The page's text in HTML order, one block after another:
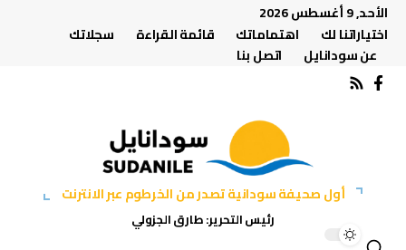
الأحد, 9 أغسطس 2026
اختياراتنا لك
اهتماماتك قائمة القراءة
سجلاتك
عن سودانايل
اتصل بنا
أول صحيفة سودانية تصدر من الخرطوم عبر الانترنت
رئيس التحرير: طارق الجزولي